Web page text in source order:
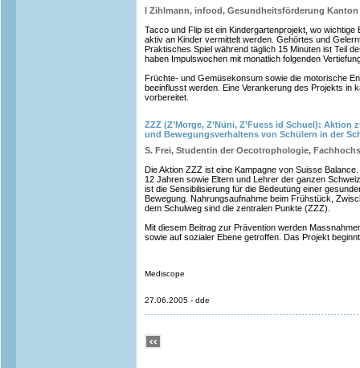
I Zihlmann, infood, Gesundheitsförderung Kanton
Tacco und Flip ist ein Kindergartenprojekt, wo
aktiv an Kinder vermittelt werden. Gehörtes und
Praktisches Spiel während täglich 15 Minuten ist Teil
haben Impulswochen mit monatlich folgenden
Früchte- und Gemüsekonsum sowie die motorische
beeinflusst werden. Eine Verankerung des Projekts in
vorbereitet.
ZZZ (Z’Morge, Z’Nüni, Z’Fuess id Schuel):
und Bewegungsverhaltens von Schülern in der
S. Frei, Studentin der Oecotrophologie,
Die Aktion ZZZ ist eine Kampagne von Suisse
12 Jahren sowie Eltern und Lehrer der ganzen
ist die Sensibilisierung für die Bedeutung einer
Bewegung. Nahrungsaufnahme beim Frühstück,
dem Schulweg sind die zentralen Punkte (ZZZ).
Mit diesem Beitrag zur Prävention werden
sowie auf sozialer Ebene getroffen. Das Projekt
Mediscope
27.06.2005 - dde